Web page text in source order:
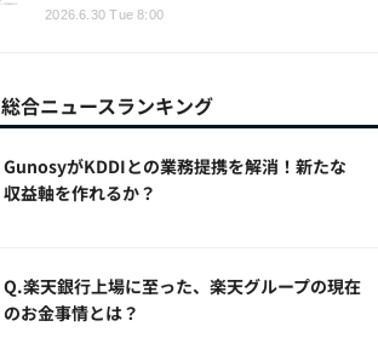
2026.6.30 Tue 8:00
総合ニュースランキング
GunosyがKDDIとの業務提携を解消！新たな
収益軸を作れるか？
Q.楽天銀行上場に至った、楽天グループの現在
のお金事情とは？